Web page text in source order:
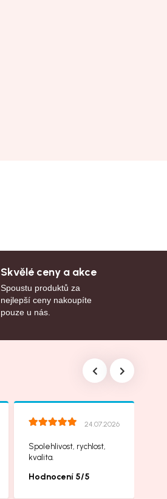
Skvělé ceny a akce
Spoustu produktů za
nejlepší ceny nakoupíte
pouze u nás.
24.07.2026
Spolehlivost, rychlost,
kvalita.
Hodnocení 5/5